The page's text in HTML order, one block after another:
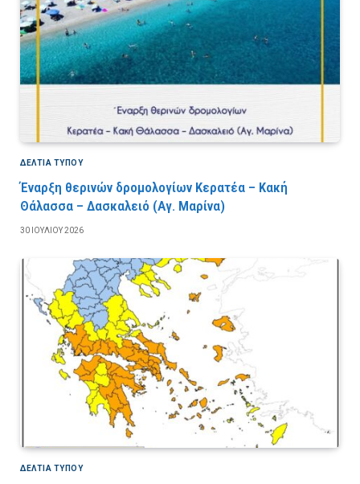
ΔΕΛΤΙΑ ΤΥΠΟΥ
Έναρξη θερινών δρομολογίων Κερατέα – Κακή
Θάλασσα – Δασκαλειό (Αγ. Μαρίνα)
30 ΙΟΥΛΊΟΥ 2026
ΔΕΛΤΙΑ ΤΥΠΟΥ